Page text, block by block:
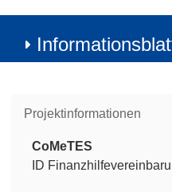
Projektinformationen
CoMeTES
ID